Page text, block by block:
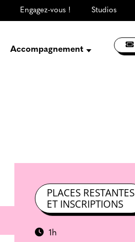
Engagez-vous ! Studios
Accompagnement
PLACES RESTANTES
ET INSCRIPTIONS
1h